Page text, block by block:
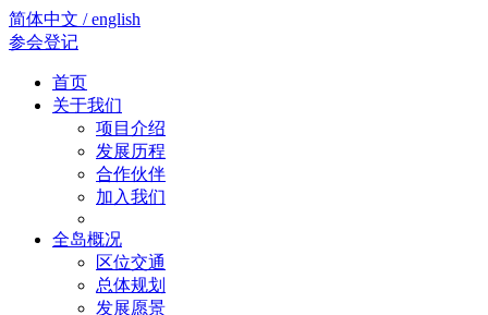
简体中文 / english
参会登记
首页
关于我们
项目介绍
发展历程
合作伙伴
加入我们
全岛概况
区位交通
总体规划
发展愿景